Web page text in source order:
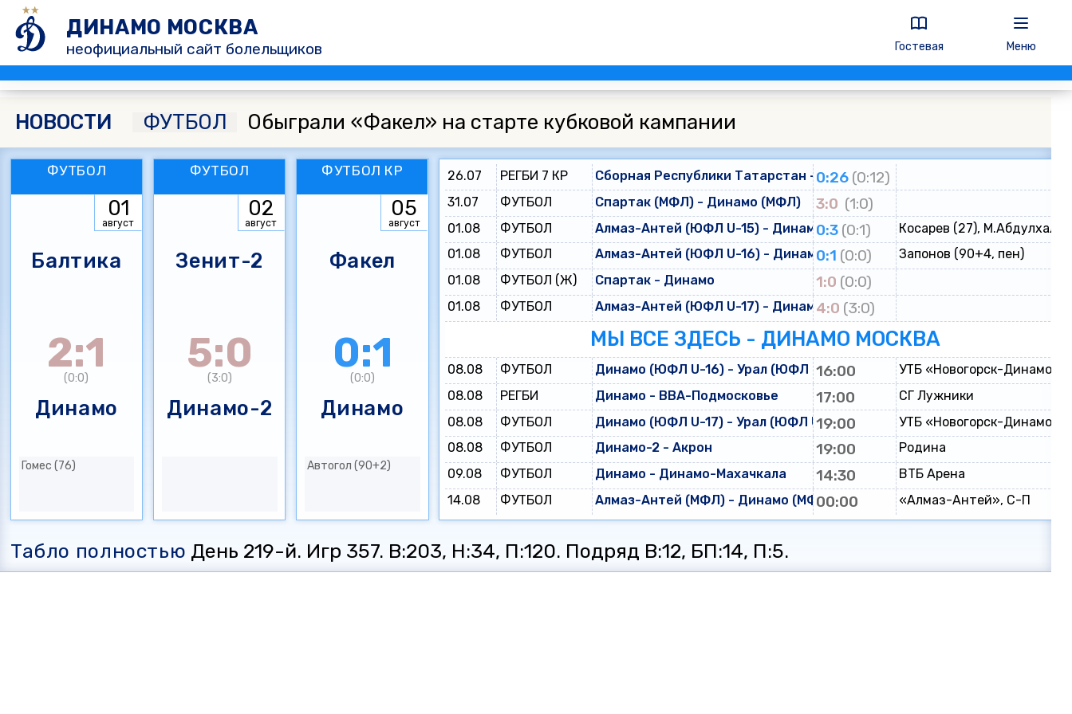
ДИНАМО МОСКВА
неофициальный сайт болельщиков Гостевая Меню
НОВОСТИ ФУТБОЛ Обыграли «Факел» на старте кубковой кампании
ФУТБОЛ
01
август
Балтика
2:1
(0:0)
Динамо
Гомес (76)
ФУТБОЛ
02
август
Зенит-2
5:0
(3:0)
Динамо-2
ФУТБОЛ КР
05
август
Факел
0:1
(0:0)
Динамо
Автогол (90+2)
26.07 РЕГБИ 7 КР Сборная Республики Татарстан - Динамо
0:26 (0:12)
31.07 ФУТБОЛ Спартак (МФЛ) - Динамо (МФЛ) 3:0 (1:0)
01.08 ФУТБОЛ Алмаз-Антей (ЮФЛ U-15) - Динамо (ЮФЛ U-15)
0:3 (0:1)
Косарев (27),
01.08
ФУТБОЛ Алмаз-Антей (ЮФЛ U-16) - Динамо (ЮФЛ U-16)
0:1 (0:0)
Запонов (90+4, пен)
01.08
ФУТБОЛ (Ж) Спартак - Динамо 1:0 (0:0)
01.08 ФУТБОЛ Алмаз-Антей (ЮФЛ U-17) - Динамо (ЮФЛ U-17)
4:0 (3:0)
МЫ ВСЕ ЗДЕСЬ - ДИНАМО МОСКВА
08.08 ФУТБОЛ Динамо (ЮФЛ U-16) - Урал (ЮФЛ U-16)
16:00
УТБ «Новогорск-Динамо»
08.08
РЕГБИ Динамо - ВВА-Подмосковье 17:00
СГ Лужники
08.08
ФУТБОЛ Динамо (ЮФЛ U-17) - Урал (ЮФЛ U-17)
19:00
УТБ «Новогорск-Динамо»
08.08
ФУТБОЛ Динамо-2 - Акрон 19:00
Родина
09.08
ФУТБОЛ Динамо - Динамо-Махачкала 14:30
ВТБ Арена
14.08
ФУТБОЛ Алмаз-Антей (МФЛ) - Динамо (МФЛ)00:00 «Алмаз-Антей», С-П
Табло полностью День 219-й. Игр 357. В:203, Н:34, П:120. Подряд В:12, БП:14, П:5.